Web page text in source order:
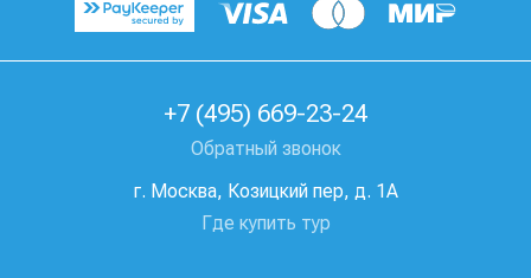
+7 (495) 669-23-24
Обратный звонок
г. Москва, Козицкий пер, д. 1А
Где купить тур